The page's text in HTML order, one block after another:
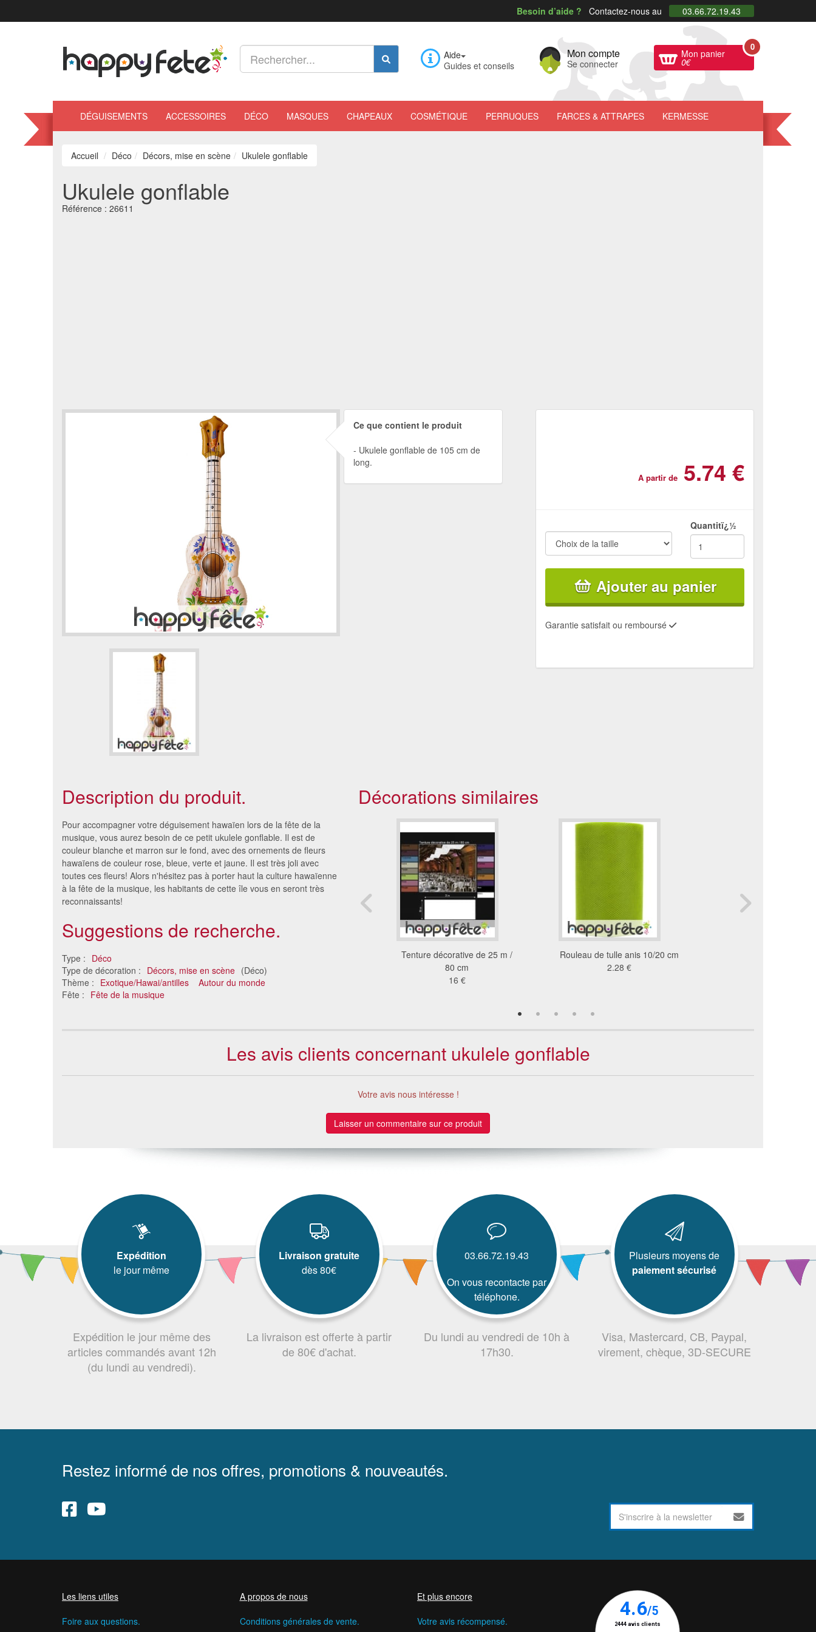
Besoin d’aide ? Contactez-nous au 03.66.72.19.43
Aide
Guides et conseils
Mon compte
Se connecter
Mon panier
0€
0
DÉGUISEMENTS ACCESSOIRES DÉCO MASQUES CHAPEAUX COSMÉTIQUE PERRUQUES FARCES & ATTRAPES KERMESSE
Accueil Déco Décors, mise en scène Ukulele gonflable
Ukulele gonflable
Référence : 26611
Ce que contient le produit
Ukulele gonflable de 105 cm de
long.
A partir de 5.74 €
Quantitï¿½
Ajouter au panier
Garantie satisfait ou remboursé
Description du produit.
Pour accompagner votre déguisement hawaïen lors de la fête de la
musique, vous aurez besoin de ce petit ukulele gonflable. Il est de
couleur blanche et marron sur le fond, avec des ornements de fleurs
hawaïens de couleur rose, bleue, verte et jaune. Il est très joli avec
toutes ces fleurs! Alors n'hésitez pas à porter haut la culture hawaïenne
à la fête de la musique, les habitants de cette île vous en seront très
reconnaissants!
Suggestions de recherche.
Type : Déco
Type de décoration : Décors, mise en scène (Déco)
Thème : Exotique/Hawai/antilles
Autour du monde
Fête : Fête de la musique
Décorations similaires
Pavillon drapeau de 80 x
120cm
72 €
Tenture décorative de 25 m /
80 cm
16 €
Rouleau de tulle anis 10/20 cm
2.28 €
Les avis clients concernant ukulele gonflable
Votre avis nous intéresse !
Laisser un commentaire sur ce produit
Expédition
le jour même
Expédition le jour même des
articles commandés avant 12h
(du lundi au vendredi).
Livraison gratuite
dès 80€
La livraison est offerte à partir
de 80€ d'achat.
03.66.72.19.43
On vous recontacte par
téléphone.
Du lundi au vendredi de 10h à
17h30.
Plusieurs moyens de
paiement sécurisé
Visa, Mastercard, CB, Paypal,
virement, chèque, 3D-SECURE
Restez informé de nos offres, promotions & nouveautés.
Les liens utiles
Foire aux questions.
A propos de nous
Conditions générales de vente.
Et plus encore
Votre avis récompensé.